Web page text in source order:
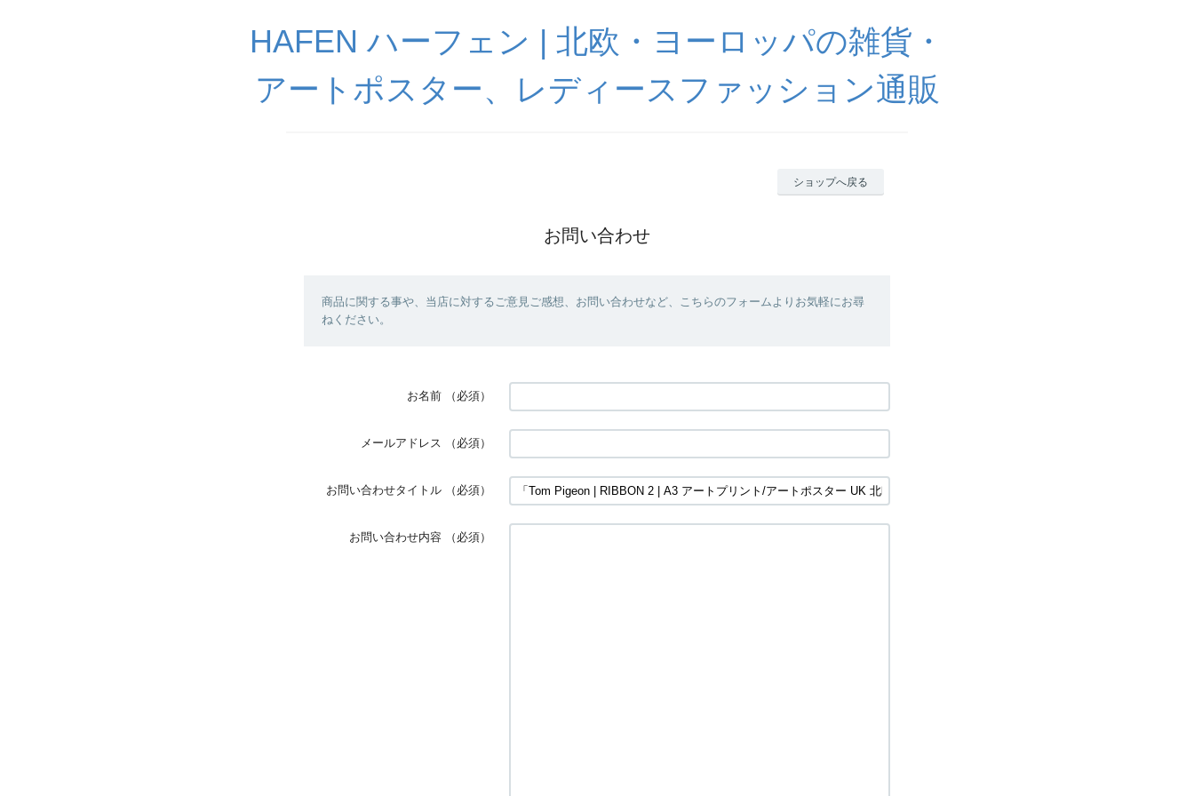
HAFEN ハーフェン | 北欧・ヨーロッパの雑貨・
アートポスター、レディースファッション通販
ショップへ戻る
お問い合わせ
商品に関する事や、当店に対するご意見ご感想、お問い合わせなど、こちらのフォームよりお気軽にお尋
ねください。
お名前 （必須）
メールアドレス （必須）
お問い合わせタイトル （必須）
お問い合わせ内容 （必須）